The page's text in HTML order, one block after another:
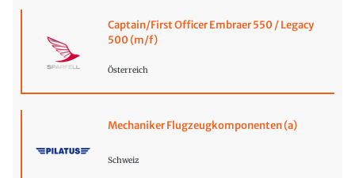
Captain/First Officer Embraer 550 / Legacy
500 (m/f)
Österreich
Mechaniker Flugzeugkomponenten (a)
Schweiz